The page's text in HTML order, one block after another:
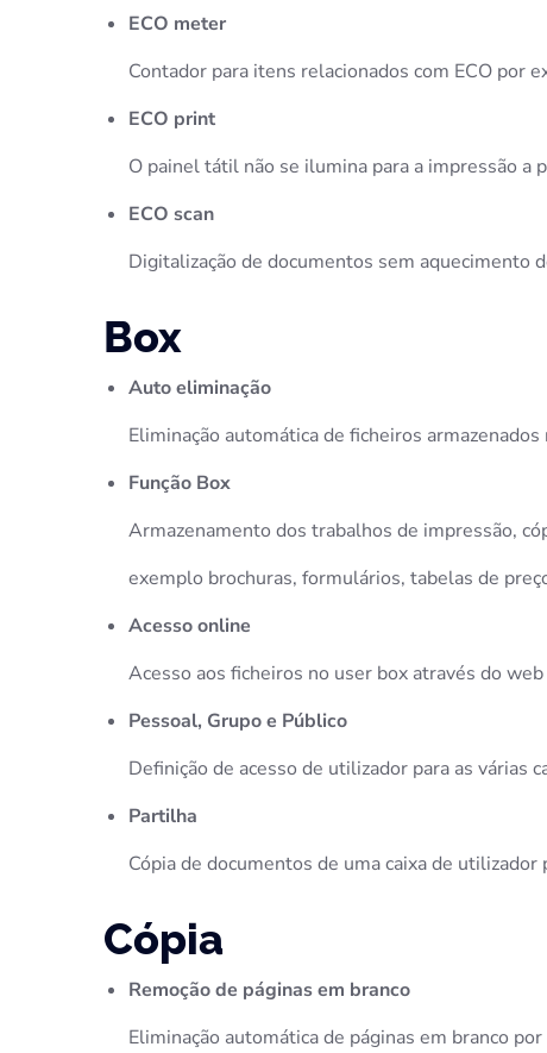
ECO meter
Contador para itens relacionados com ECO por
ECO print
O painel tátil não se ilumina para a impressão a
ECO scan
Digitalização de documentos sem aquecimento
Box
Auto eliminação
Eliminação automática de ficheiros
Função Box
Armazenamento dos trabalhos de impressão,
exemplo brochuras, formulários, tabelas de
Acesso online
Acesso aos ficheiros no user box através do
Pessoal, Grupo e Público
Definição de acesso de utilizador para as várias
Partilha
Cópia de documentos de uma caixa de utilizador
Cópia
Remoção de páginas em branco
Eliminação automática de páginas em branco